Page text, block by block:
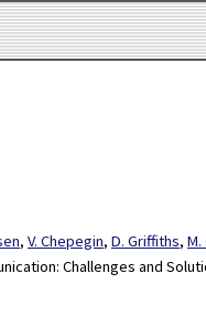
, V. Chepegin, D. Griffiths,
Challenges and